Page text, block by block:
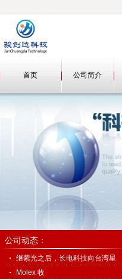
首页 公司简介
公司动态：
继紫光之后，长电科技向台湾星
科…Molex 收